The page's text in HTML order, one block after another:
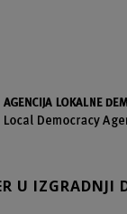
U IZGRADNJI